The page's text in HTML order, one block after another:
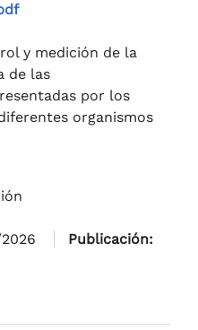
y medición de la
de las
por los
organismos
Publicación: